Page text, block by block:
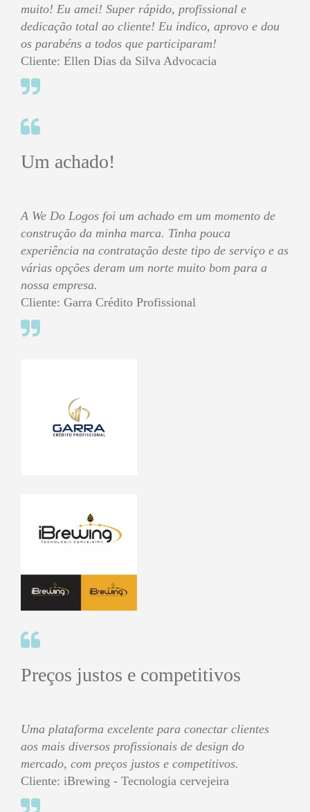
muito! Eu amei! Super rápido, profissional e
dedicação total ao cliente! Eu indico, aprovo e dou
os parabéns a todos que participaram!
Cliente: Ellen Dias da Silva Advocacia
Um achado!
A We Do Logos foi um achado em um momento de
construção da minha marca. Tinha pouca
experiência na contratação deste tipo de serviço e as
várias opções deram um norte muito bom para a
nossa empresa.
Cliente: Garra Crédito Profissional
Preços justos e competitivos
Uma plataforma excelente para conectar clientes
aos mais diversos profissionais de design do
mercado, com preços justos e competitivos.
Cliente: iBrewing - Tecnologia cervejeira